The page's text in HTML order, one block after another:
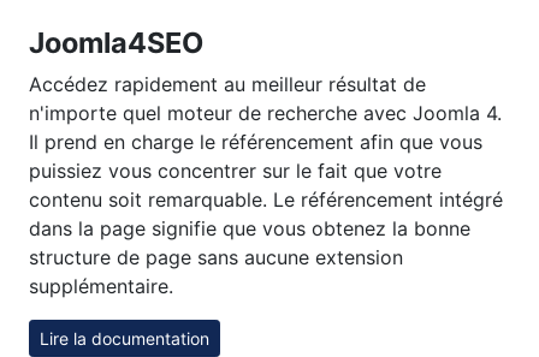
Joomla4SEO
Accédez rapidement au meilleur résultat de
n'importe quel moteur de recherche avec Joomla 4.
Il prend en charge le référencement afin que vous
puissiez vous concentrer sur le fait que votre
contenu soit remarquable. Le référencement intégré
dans la page signifie que vous obtenez la bonne
structure de page sans aucune extension
supplémentaire.
Lire la documentation